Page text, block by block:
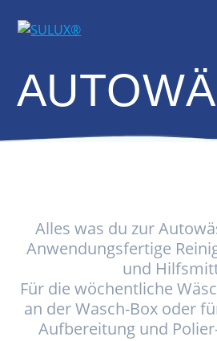
Alles was du zur
Anwendungsfertige
und
Für die wöchentliche
an der Wasch-Box oder
Aufbereitung und